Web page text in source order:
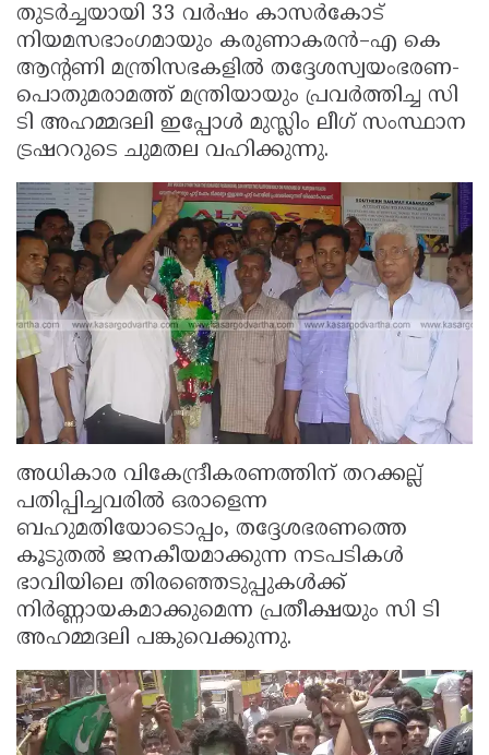
തുടർച്ചയായി 33 വർഷം കാസർകോട്
നിയമസഭാംഗമായും കരുണാകരൻ–എ കെ
ആന്റണി മന്ത്രിസഭകളിൽ തദ്ദേശസ്വയംഭരണ-
പൊതുമരാമത്ത് മന്ത്രിയായും പ്രവർത്തിച്ച സി
ടി അഹമ്മദലി ഇപ്പോൾ മുസ്ലിം ലീഗ് സംസ്ഥാന
ട്രഷററുടെ ചുമതല വഹിക്കുന്നു.
അധികാര വികേന്ദ്രീകരണത്തിന് തറക്കല്ല്
പതിപ്പിച്ചവരിൽ ഒരാളെന്ന
ബഹുമതിയോടൊപ്പം, തദ്ദേശഭരണത്തെ
കൂടുതൽ ജനകീയമാക്കുന്ന നടപടികൾ
ഭാവിയിലെ തിരഞ്ഞെടുപ്പുകൾക്ക്
നിർണ്ണായകമാക്കുമെന്ന പ്രതീക്ഷയും സി ടി
അഹമ്മദലി പങ്കുവെക്കുന്നു.